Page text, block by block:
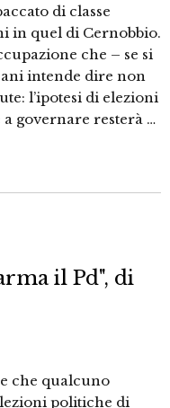
di classe
in quel di Cernobbio.
che – se si
intende dire non
l’ipotesi di elezioni
governare resterà …
il Pd", di
che qualcuno
politiche di